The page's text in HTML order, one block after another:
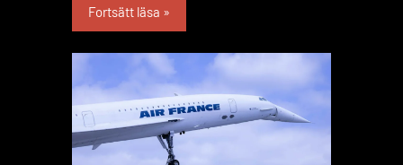
Fortsätt läsa